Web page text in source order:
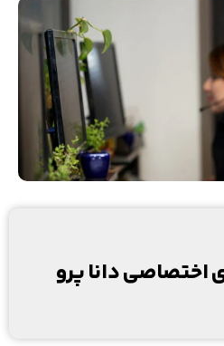
دانا پرو